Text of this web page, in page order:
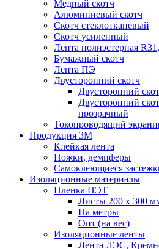
Медный скотч
Алюминиевый скотч
Скотч стеклотканевый
Скотч усиленный
Лента полиэстерная
Бумажный скотч
Лента ПЭ
Двусторонний скотч
Двусторонний
Двусторонний
прозрачный
Токопроводящий
Продукция 3M
Клейкая лента
Ножки, демпферы
Самоклеющиеся
Изоляционные материалы
Пленка ПЭТ
Листы 200 х 300
На метры
Опт (на вес)
Изоляционные ленты
Лента ЛЭС,